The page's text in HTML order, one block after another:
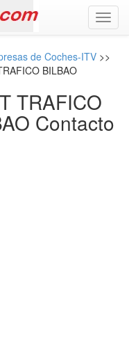
de Coches-ITV>>
BILBAO
TRAFICO
Contacto